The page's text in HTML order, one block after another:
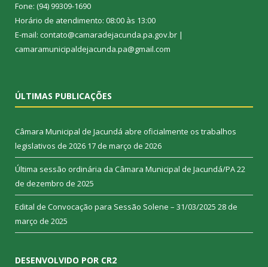
Fone: (94) 99309-1690
Horário de atendimento: 08:00 às 13:00
E-mail: contato@camaradejacunda.pa.gov.br |
camaramunicipaldejacunda.pa@gmail.com
ÚLTIMAS PUBLICAÇÕES
Câmara Municipal de Jacundá abre oficialmente os trabalhos
legislativos de 2026 17 de março de 2026
Última sessão ordinária da Câmara Municipal de Jacundá/PA22
de dezembro de 2025
Edital de Convocação para Sessão Solene – 31/03/2025 28 de
março de 2025
DESENVOLVIDO POR CR2